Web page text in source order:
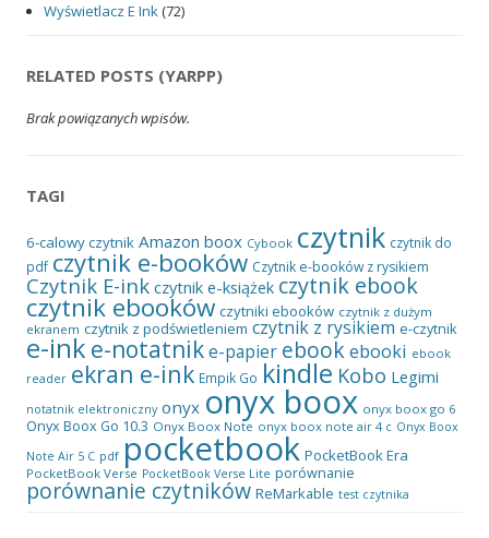
Wyświetlacz E Ink(72)
RELATED POSTS (YARPP)
Brak powiązanych wpisów.
TAGI
6-calowy czytnik Amazon boox Cybook czytnik czytnik do
pdf czytnik e-booków Czytnik e-booków z rysikiem
Czytnik E-ink czytnik e-książek czytnik ebook
czytnik ebooków czytniki ebooków czytnik z dużym
ekranem czytnik z podświetleniem czytnik z rysikiem e-czytnik
e-ink e-notatnike-papier ebookebooki ebook
reader ekran e-ink Empik Go kindle Kobo Legimi
notatnik elektroniczny onyx onyx boox onyx boox go 6
Onyx Boox Go 10.3 Onyx Boox Note onyx boox note air 4 c Onyx Boox
Note Air 5 C pdf pocketbook PocketBook Era
PocketBook Verse PocketBook Verse Lite porównanie
porównanie czytników ReMarkable test czytnika